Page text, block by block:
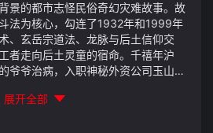
景的都市志怪民俗奇幻灾难故事。故
法为核心，勾连了1932年和1999年
、玄岳宗道法、龙脉与后土信仰交
者走向后土灵童的宿命。千禧年沪
爷爷治病，入职神秘外资公司玉山集
随行。霍哲结识暗藏身手的维修工老
苏珊，三人暗中一同探查，发现大厦
展开全部